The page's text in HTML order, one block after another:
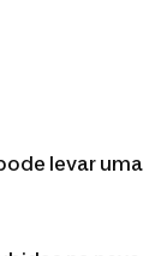
levar uma